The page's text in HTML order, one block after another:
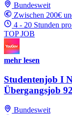
Bundesweit
Zwischen 200€
4 - 20 Stunden
TOP JOB
mehr lesen
Studentenjob I
Übergangsjob
Bundesweit